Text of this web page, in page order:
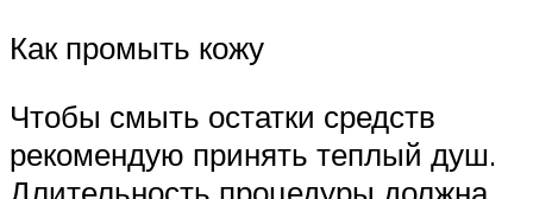
Как промыть кожу
Чтобы смыть остатки средств
рекомендую принять теплый душ.